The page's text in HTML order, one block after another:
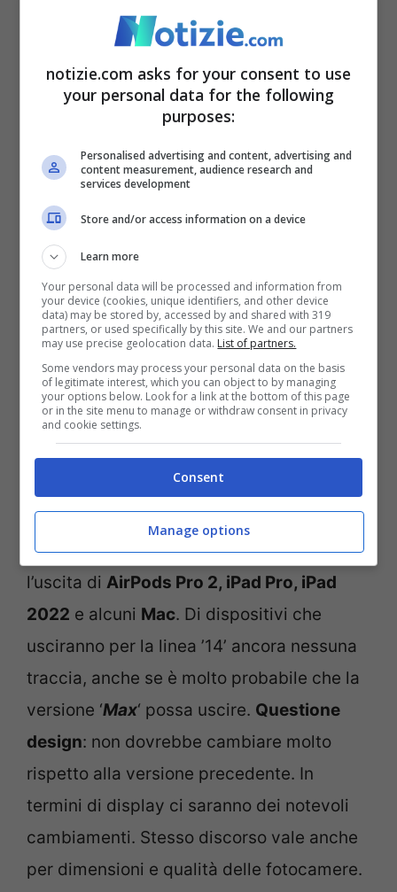
ufficiale da parte della stessa azienda non
date ascolto a chi dice: “Mio cugino ha
detto che…” “Il fidanzato di…che lavora
alla Apple mi ha detto che
iPhone 14, tutto quello che
serve sapere
iPhone 14, tutto quello che serve sapere (screenshot
video YouTube)
Anche perché l’argomento riguarda anche
l’uscita di AirPods Pro 2, iPad Pro, iPad
2022 e alcuni Mac. Di dispositivi che
usciranno per la linea ’14’ ancora nessuna
traccia, anche se è molto probabile che la
versione ‘Max‘ possa uscire. Questione
design: non dovrebbe cambiare molto
rispetto alla versione precedente. In
termini di display ci saranno dei notevoli
cambiamenti. Stesso discorso vale anche
per dimensioni e qualità delle fotocamere.
notizie.com asks for your consent to use
your personal data for the following
purposes:
Personalised advertising and content, advertising and
content measurement, audience research and
services development
Store and/or access information on a device
Learn more
Your personal data will be processed and information from
your device (cookies, unique identifiers, and other device
data) may be stored by, accessed by and shared with 319
partners, or used specifically by this site. We and our partners
may use precise geolocation data. List of partners.
Some vendors may process your personal data on the basis
of legitimate interest, which you can object to by managing
your options below. Look for a link at the bottom of this page
or in the site menu to manage or withdraw consent in privacy
and cookie settings.
Consent
Manage options